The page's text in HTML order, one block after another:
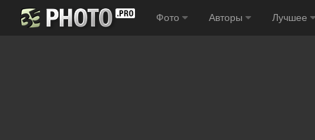
Фото Авторы Лучшее